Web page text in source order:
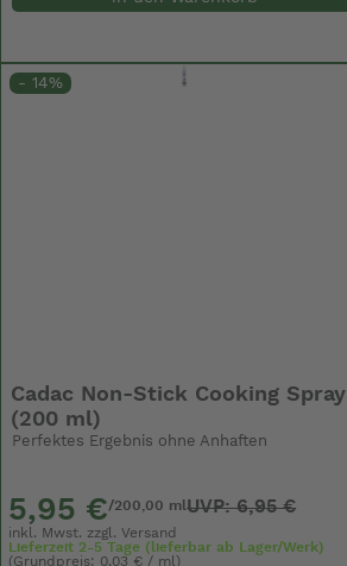
- 14%
Cadac Non-Stick Cooking Spray
(200 ml)
Perfektes Ergebnis ohne Anhaften
5,95 €/200,00 mlUVP: 6,95 €
inkl. Mwst. zzgl.Versand
Lieferzeit 2-5 Tage (lieferbar ab Lager/Werk)
(Grundpreis: 0,03 € / ml)